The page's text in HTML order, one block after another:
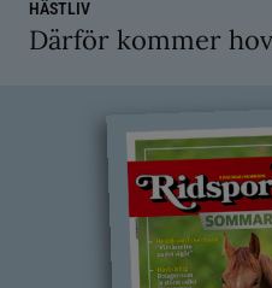
HÄSTLIV
Därför kommer